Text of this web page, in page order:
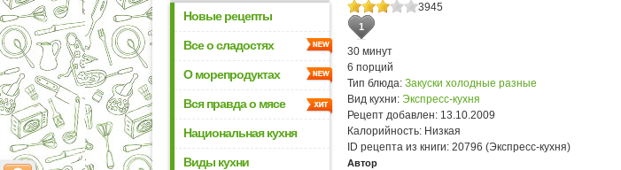
Новые рецепты
Все о сладостях
О морепродуктах
Вся правда о мясе
Национальная кухня
Виды кухни
3945
1
30 минут
6 порций
Тип блюда: Закуски холодные разные
Вид кухни: Экспресс-кухня
Рецепт добавлен: 13.10.2009
Калорийность: Низкая
ID рецепта из книги: 20796 (Экспресс-кухня)
Автор